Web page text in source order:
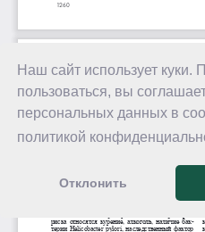
Наш сайт использует куки.
пользоваться, вы
персональных данных в
политикой
Отклонить